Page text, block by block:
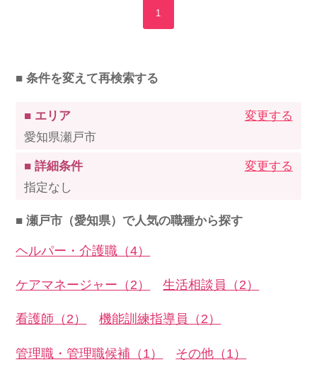
1
■ 条件を変えて再検索する
■ エリア
愛知県瀬戸市
変更する
■ 詳細条件
指定なし
変更する
■ 瀬戸市（愛知県）で人気の職種から探す
ヘルパー・介護職（4）
ケアマネージャー（2） 生活相談員（2）
看護師（2） 機能訓練指導員（2）
管理職・管理職候補（1） その他（1）